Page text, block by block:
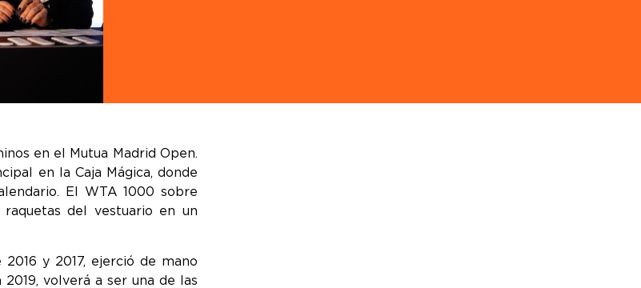
en el Mutua Madrid Open.
en la Caja Mágica, donde
El WTA 1000 sobre
del vestuario en un
y 2017, ejerció de mano
volverá a ser una de las